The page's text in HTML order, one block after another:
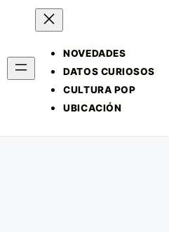
NOVEDADES
DATOS CURIOSOS
CULTURA POP
UBICACIÓN